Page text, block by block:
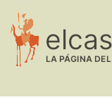
contenido
principal